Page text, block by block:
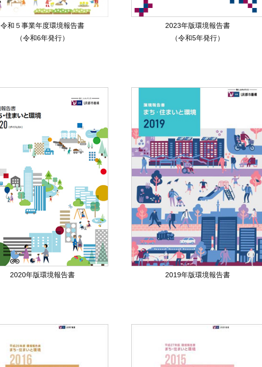
令和５事業年度環境報告書
（令和6年発行）
2023年版環境報告書
（令和5年発行）
2020年版環境報告書 2019年版環境報告書